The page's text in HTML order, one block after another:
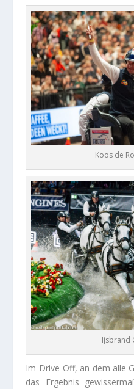
Koos de
Ijsbrand
Im Drive-Off, an dem alle
das Ergebnis